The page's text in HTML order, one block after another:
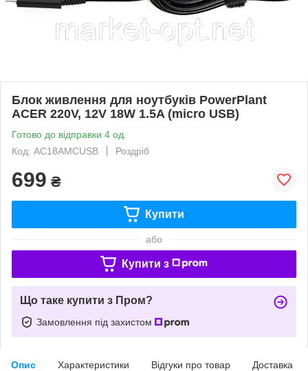
Блок живлення для ноутбуків PowerPlant
ACER 220V, 12V 18W 1.5A (micro USB)
Готово до відправки 4 од.
Код: AC18AMCUSB
Роздріб
699 ₴
Купити
або
Купити з
Що таке купити з Пром?
Замовлення під захистом
Опис Характеристики Відгуки про товар Доставка